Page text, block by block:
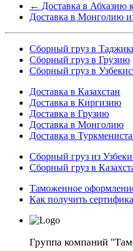
← Доставка в Абхазию
Доставка в Монголию
Сборный груз в
Сборный груз в Грузию
Сборный груз в
Доставка в Казахстан
Доставка в Киргизию
Доставка в Грузию
Доставка в Монголию
Доставка в
Cборный груз из
Сборный груз в
Таможенное
Как получить
Группа компаний